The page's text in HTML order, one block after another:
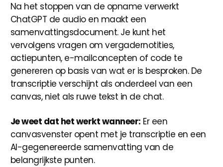
Na het stoppen van de opname verwerkt
ChatGPT de audio en maakt een
samenvattingsdocument. Je kunt het
vervolgens vragen om vergadernotities,
actiepunten, e-mailconcepten of code te
genereren op basis van wat er is besproken. De
transcriptie verschijnt als onderdeel van een
canvas, niet als ruwe tekst in de chat.
Je weet dat het werkt wanneer: Er een
canvasvenster opent met je transcriptie en een
AI-gegenereerde samenvatting van de
belangrijkste punten.